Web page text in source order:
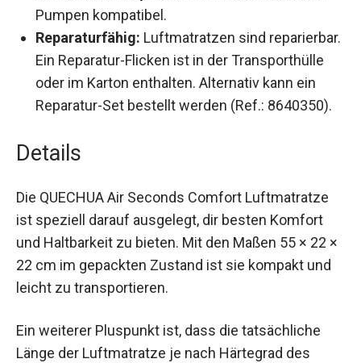
elektrischen Pumpen kompatibel.
Reparaturfähig: Luftmatratzen sind
reparierbar. Ein Reparatur-Flicken ist in der
Transporthülle oder im Karton enthalten.
Alternativ kann ein Reparatur-Set bestellt
Details
Die QUECHUA Air Seconds Comfort Luftmatratze
ist speziell darauf ausgelegt, dir besten Komfort
und Haltbarkeit zu bieten. Mit den Maßen 55 × 22
× 22 cm im gepackten Zustand ist sie kompakt
und leicht zu transportieren.